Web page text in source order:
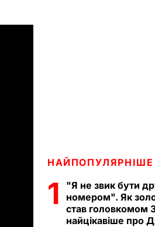
НАЙПОПУЛЯРНІШЕ
1
"Я не звик бути
номером". Як
став головкомом
найцікавіше про